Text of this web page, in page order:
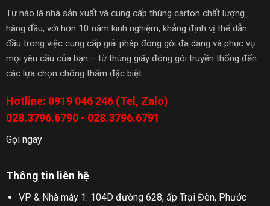
Tự hào là nhà sản xuất và cung cấp thùng carton chất lượng
hàng đầu, với hơn 10 năm kinh nghiệm, khẳng định vị thế dẫn
đầu trong việc cung cấp giải pháp đóng gói đa dạng và phục vụ
mọi yêu cầu của bạn – từ thùng giấy đóng gói truyền thống đến
các lựa chọn chống thấm đặc biệt.
Hotline: 0919 046 246 (Tel, Zalo)
028.3796.6790 - 028.3796.6791
Gọi ngay
Thông tin liên hệ
VP & Nhà máy 1: 104D đường 628, ấp Trại Đèn, Phước